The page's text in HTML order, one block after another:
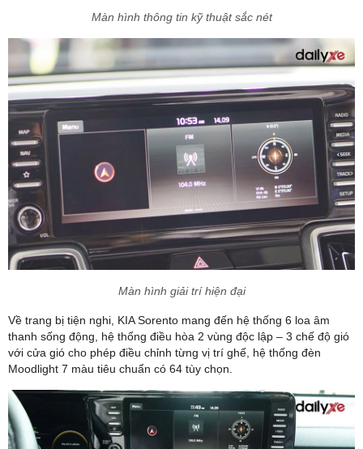
Màn hình thông tin kỹ thuật sắc nét
Màn hình giải trí hiện đại
Về trang bị tiện nghi, KIA Sorento mang đến hệ thống 6 loa âm
thanh sống động, hệ thống điều hòa 2 vùng độc lập – 3 chế độ gió
với cửa gió cho phép điều chỉnh từng vị trí ghế, hệ thống đèn
Moodlight 7 màu tiêu chuẩn có 64 tùy chọn.